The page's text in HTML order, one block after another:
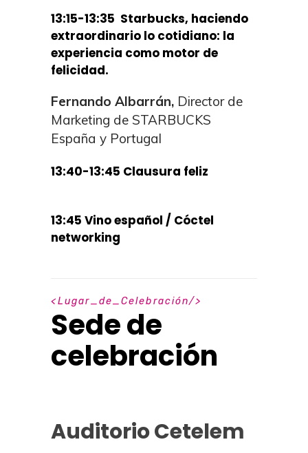
13:15-13:35 Starbucks, haciendo
extraordinario lo cotidiano: la
experiencia como motor de
felicidad.
Fernando Albarrán, Director de
Marketing de STARBUCKS
España y Portugal
13:40-13:45 Clausura feliz
13:45 Vino español / Cóctel
networking
Lugar_de_Celebración
Sede de
celebración
Auditorio Cetelem